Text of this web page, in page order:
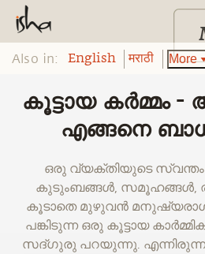
Also in: English मराठी More
കൂട്ടായ കർമ്മം -
എങ്ങനെ
ഒരു വ്യക്തിയുടെ സ്വന്തം
കുടുംബങ്ങൾ, സമൂഹങ്ങൾ,
കൂടാതെ മുഴുവൻ
പങ്കിടുന്ന ഒരു കൂട്ടായ
സദ്ഗുരു പറയുന്നു.